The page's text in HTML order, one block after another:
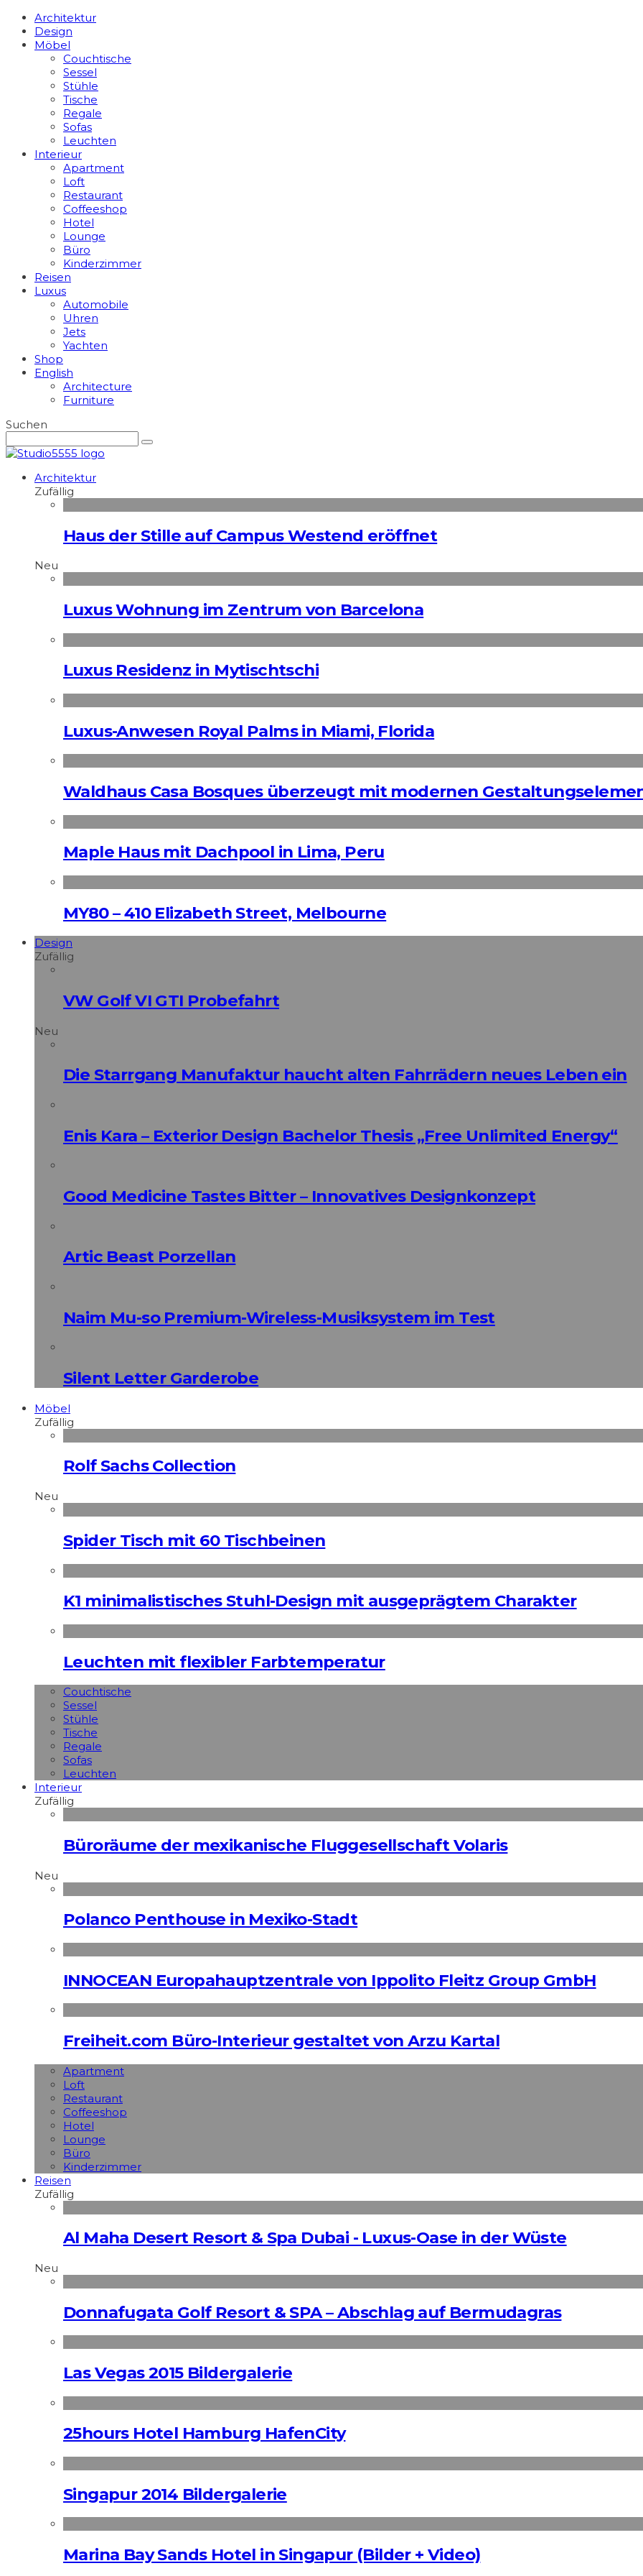
Architektur
Design
Möbel
Couchtische
Sessel
Stühle
Tische
Regale
Sofas
Leuchten
Interieur
Apart­ment
Loft
Restaurant
Coffeeshop
Hotel
Lounge
Büro
Kinderzimmer
Reisen
Luxus
Automobile
Uhren
Jets
Yachten
Shop
English
Architecture
Furniture
Suchen
Architektur
Zufällig
Haus der Stille auf Campus Westend eröffnet
Neu
Luxus Wohnung im Zentrum von Barcelona
Luxus Residenz in Mytischtschi
Luxus-Anwesen Royal Palms in Miami, Florida
Waldhaus Casa Bosques überzeugt mit modernen
Maple Haus mit Dachpool in Lima, Peru
MY80 – 410 Elizabeth Street, Melbourne
Design
Zufällig
VW Golf VI GTI Probefahrt
Neu
Die Starrgang Manufaktur haucht alten Fahrrädern neues Leben ein
Enis Kara – Exterior Design Bachelor Thesis „Free Unlimited Energy“
Good Medicine Tastes Bitter – Innovatives Designkonzept
Artic Beast Porzellan
Naim Mu-so Premium-Wireless-Musiksystem im Test
Silent Letter Garderobe
Möbel
Zufällig
Rolf Sachs Collection
Neu
Spider Tisch mit 60 Tischbeinen
K1 minimalistisches Stuhl-Design mit ausgeprägtem Charakter
Leuchten mit flexibler Farbtemperatur
Couchtische
Sessel
Stühle
Tische
Regale
Sofas
Leuchten
Interieur
Zufällig
Büroräume der mexikanische Fluggesellschaft Volaris
Neu
Polanco Penthouse in Mexiko-Stadt
INNOCEAN Europahauptzentrale von Ippolito Fleitz Group GmbH
Freiheit.com Büro-Interieur gestaltet von Arzu Kartal
Apart­ment
Loft
Restaurant
Coffeeshop
Hotel
Lounge
Büro
Kinderzimmer
Reisen
Zufällig
Al Maha Desert Resort & Spa Dubai - Luxus-Oase in der Wüste
Neu
Donnafugata Golf Resort & SPA – Abschlag auf Bermudagras
Las Vegas 2015 Bildergalerie
25hours Hotel Hamburg HafenCity
Singapur 2014 Bildergalerie
Marina Bay Sands Hotel in Singapur (Bilder + Video)